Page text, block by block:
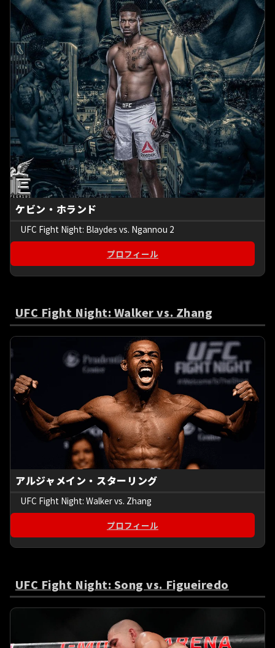
ケビン・ホランド
UFC Fight Night: Blaydes vs. Ngannou 2
プロフィール
UFC Fight Night: Walker vs. Zhang
アルジャメイン・スターリング
UFC Fight Night: Walker vs. Zhang
プロフィール
UFC Fight Night: Song vs. Figueiredo